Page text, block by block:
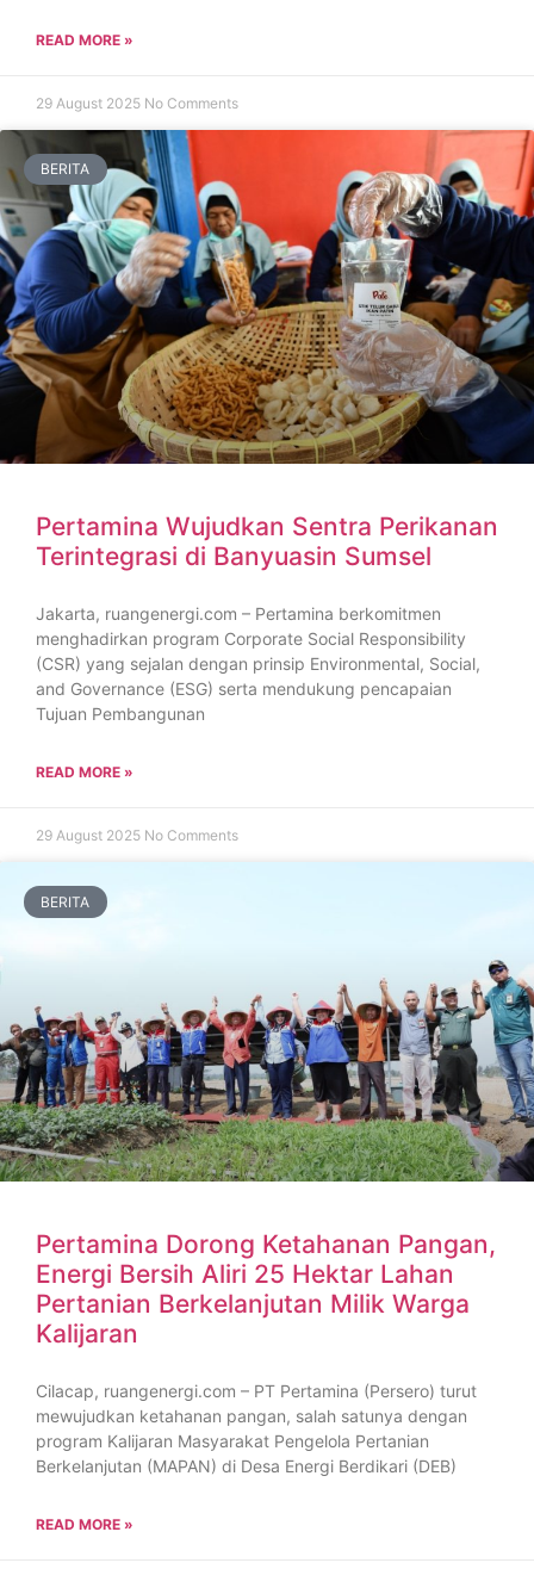
READ MORE »
29 August 2025 No Comments
BERITA
Pertamina Wujudkan Sentra Perikanan
Terintegrasi di Banyuasin Sumsel
Jakarta, ruangenergi.com – Pertamina berkomitmen
menghadirkan program Corporate Social Responsibility
(CSR) yang sejalan dengan prinsip Environmental, Social,
and Governance (ESG) serta mendukung pencapaian
Tujuan Pembangunan
READ MORE »
29 August 2025 No Comments
BERITA
Pertamina Dorong Ketahanan Pangan,
Energi Bersih Aliri 25 Hektar Lahan
Pertanian Berkelanjutan Milik Warga
Kalijaran
Cilacap, ruangenergi.com – PT Pertamina (Persero) turut
mewujudkan ketahanan pangan, salah satunya dengan
program Kalijaran Masyarakat Pengelola Pertanian
Berkelanjutan (MAPAN) di Desa Energi Berdikari (DEB)
READ MORE »